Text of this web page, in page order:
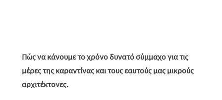
Πώς να κάνουμε το χρόνο δυνατό σύμμαχο για τις
μέρες της καραντίνας και τους εαυτούς μας μικρούς
αρχιτέκτονες.